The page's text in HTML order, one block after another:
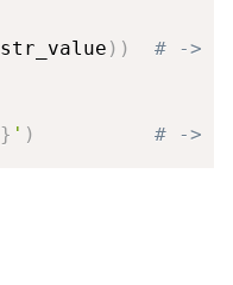
str_value ) ) # ->
} ' ) # ->